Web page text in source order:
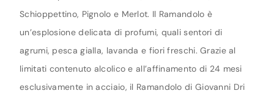
Schioppettino, Pignolo e Merlot. Il Ramandolo è
un’esplosione delicata di profumi, quali sentori di
agrumi, pesca gialla, lavanda e fiori freschi. Grazie al
limitati contenuto alcolico e all’affinamento di 24 mesi
esclusivamente in acciaio, il Ramandolo di Giovanni Dri